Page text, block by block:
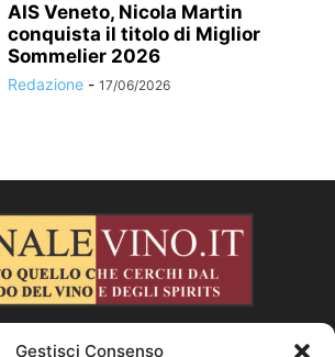
AIS Veneto, Nicola Martin
conquista il titolo di Miglior
Sommelier 2026
Redazione - 17/06/2026
Gestisci Consenso